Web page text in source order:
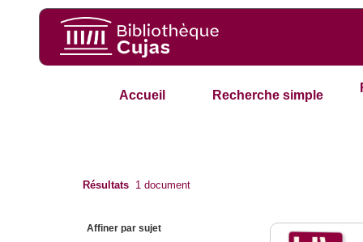
Accueil Recherche simple
Résultats 1 document
Affiner par sujet